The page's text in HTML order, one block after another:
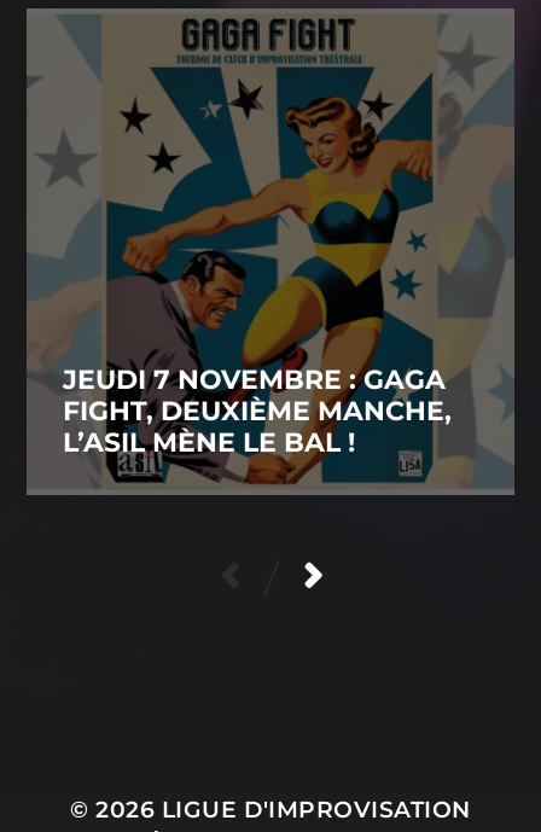
JEUDI 7 NOVEMBRE : GAGA
FIGHT, DEUXIÈME MANCHE,
L’ASIL MÈNE LE BAL !
© 2026 LIGUE D'IMPROVISATION